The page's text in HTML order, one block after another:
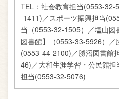
TEL： 社会教育担当(0553-32-
-1411)／スポーツ振興担当
当（0553-32-1505）／塩山図
図書館】（0553-33-5926）／
(0553-44-2100)／勝沼図書館
46)／大和生涯学習・公民館
担当(0553-32-5076)